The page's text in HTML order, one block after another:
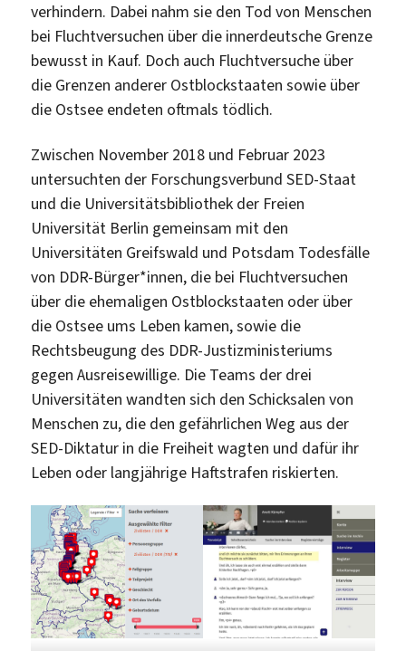
verhindern. Dabei nahm sie den Tod von Menschen
bei Fluchtversuchen über die innerdeutsche Grenze
bewusst in Kauf. Doch auch Fluchtversuche über
die Grenzen anderer Ostblockstaaten sowie über
die Ostsee endeten oftmals tödlich.
Zwischen November 2018 und Februar 2023
untersuchten der Forschungsverbund SED-Staat
und die Universitätsbibliothek der Freien
Universität Berlin gemeinsam mit den
Universitäten Greifswald und Potsdam Todesfälle
von DDR-Bürger*innen, die bei Fluchtversuchen
über die ehemaligen Ostblockstaaten oder über
die Ostsee ums Leben kamen, sowie die
Rechtsbeugung des DDR-Justizministeriums
gegen Ausreisewillige. Die Teams der drei
Universitäten wandten sich den Schicksalen von
Menschen zu, die den gefährlichen Weg aus der
SED-Diktatur in die Freiheit wagten und dafür ihr
Leben oder langjährige Haftstrafen riskierten.